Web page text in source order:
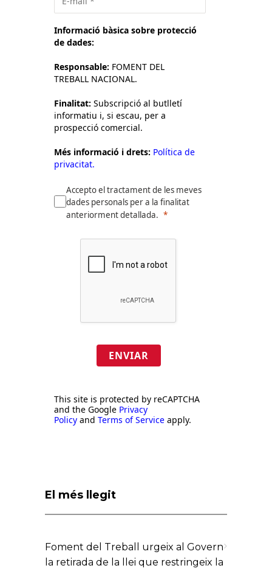
Informació bàsica sobre protecció
de dades:
Responsable: FOMENT DEL
TREBALL NACIONAL.
Finalitat: Subscripció al butlletí
informatiu i, si escau, per a
prospecció comercial.
Més informació i drets: Política de
privacitat.
Accepto el tractament de les meves
dades personals per a la finalitat
anteriorment detallada.
ENVIAR
This site is protected by reCAPTCHA
and the Google Privacy
Policy and Terms of Service apply.
El més llegit
Foment del Treball urgeix al Govern
la retirada de la llei que restringeix la